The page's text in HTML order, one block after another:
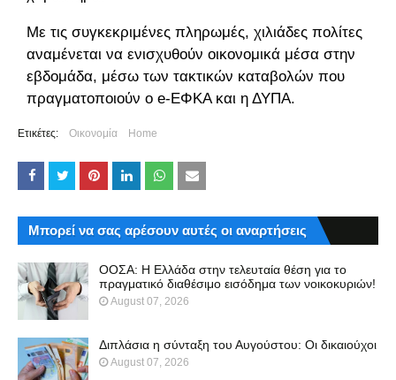
Με τις συγκεκριμένες πληρωμές, χιλιάδες πολίτες
αναμένεται να ενισχυθούν οικονομικά μέσα στην
εβδομάδα, μέσω των τακτικών καταβολών που
πραγματοποιούν ο e-ΕΦΚΑ και η ΔΥΠΑ.
Ετικέτες: Οικονομία Home
Μπορεί να σας αρέσουν αυτές οι αναρτήσεις
ΟΟΣΑ: Η Ελλάδα στην τελευταία θέση για το
πραγματικό διαθέσιμο εισόδημα των νοικοκυριών!
August 07, 2026
Διπλάσια η σύνταξη του Αυγούστου: Οι δικαιούχοι
August 07, 2026